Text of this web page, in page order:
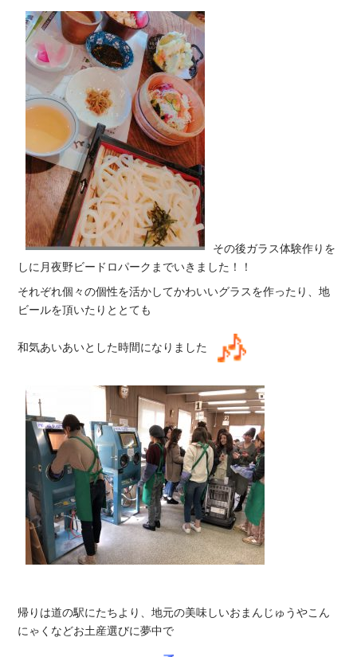
その後ガラス体験作りを
しに月夜野ビードロパークまでいきました！！
それぞれ個々の個性を活かしてかわいいグラスを作ったり、地
ビールを頂いたりととても
和気あいあいとした時間になりました
帰りは道の駅にたちより、地元の美味しいおまんじゅうやこん
にゃくなどお土産選びに夢中で